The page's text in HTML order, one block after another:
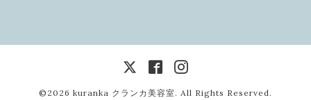
©2026 kuranka クランカ美容室. All Rights Reserved.